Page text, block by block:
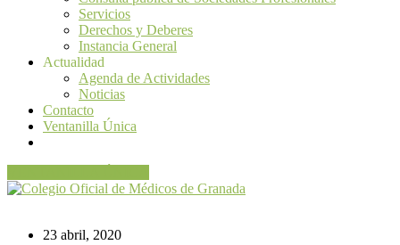
Servicios
Derechos y Deberes
Instancia General
Actualidad
Agenda de Actividades
Noticias
Contacto
Ventanilla Única
23 abril, 2020